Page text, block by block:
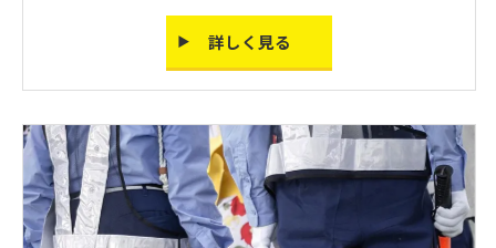
詳しく見る